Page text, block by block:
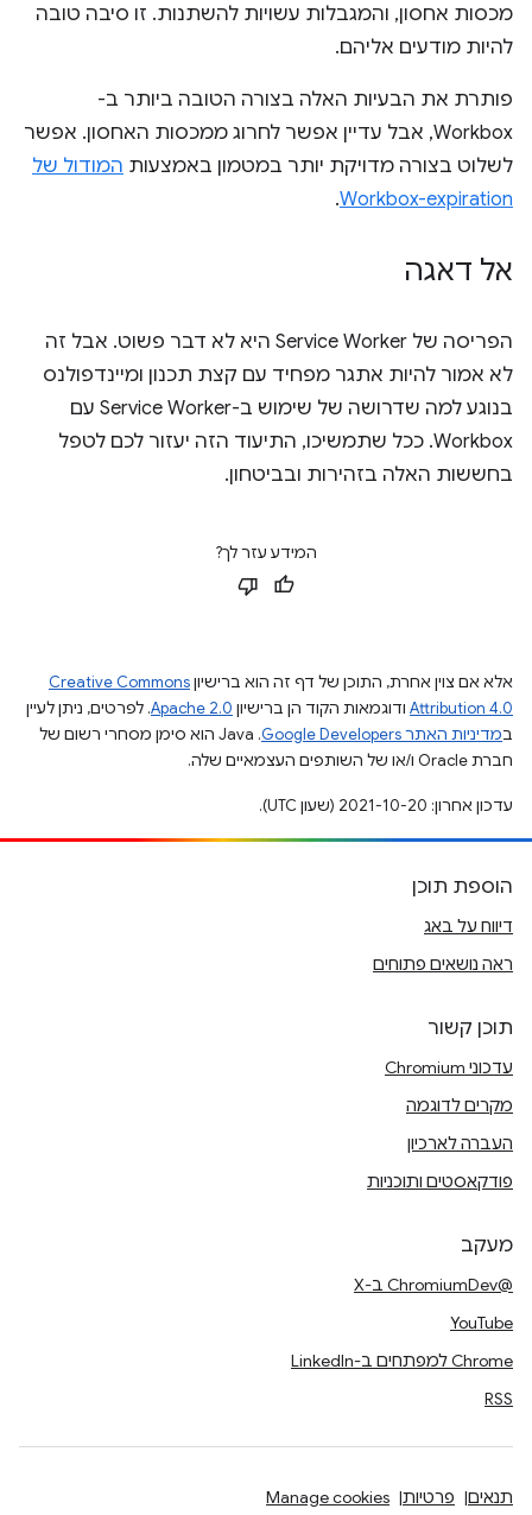
מכסות אחסון, והמגבלות עשויות להשתנות. זו סיבה טובה
להיות מודעים אליהם.
פותרת את הבעיות האלה בצורה הטובה ביותר ב-
Workbox, אבל עדיין אפשר לחרוג ממכסות האחסון. אפשר
לשלוט בצורה מדויקת יותר במטמון באמצעות המודול של
Workbox-expiration
.
אל דאגה
הפריסה של Service Worker היא לא דבר פשוט. אבל זה
לא אמור להיות אתגר מפחיד עם קצת תכנון ומיינדפולנס
בנוגע למה שדרושה של שימוש ב-Service Worker עם
Workbox. ככל שתמשיכו, התיעוד הזה יעזור לכם לטפל
בחששות האלה בזהירות ובביטחון.
המידע עזר לך?
אלא אם צוין אחרת, התוכן של דף זה הוא ברישיוןCreative Commons
Attribution 4.0 ודוגמאות הקוד הן ברישיון Apache 2.0. לפרטים, ניתן לעיין
במדיניות האתר Google Developers‏
.‏ Java הוא סימן מסחרי רשום של
חברת Oracle ו/או של השותפים העצמאיים שלה.
עדכון אחרון: 2021-10-20 (שעון UTC).
הוספת תוכן
דיווח על באג
ראה נושאים פתוחים
תוכן קשור
עדכוני Chromium
מקרים לדוגמה
העברה לארכיון
פודקאסטים ותוכניות
מעקב
@ChromiumDev ב-X
YouTube
Chrome למפתחים ב-LinkedIn
RSS
תנאים פרטיות Manage cookies